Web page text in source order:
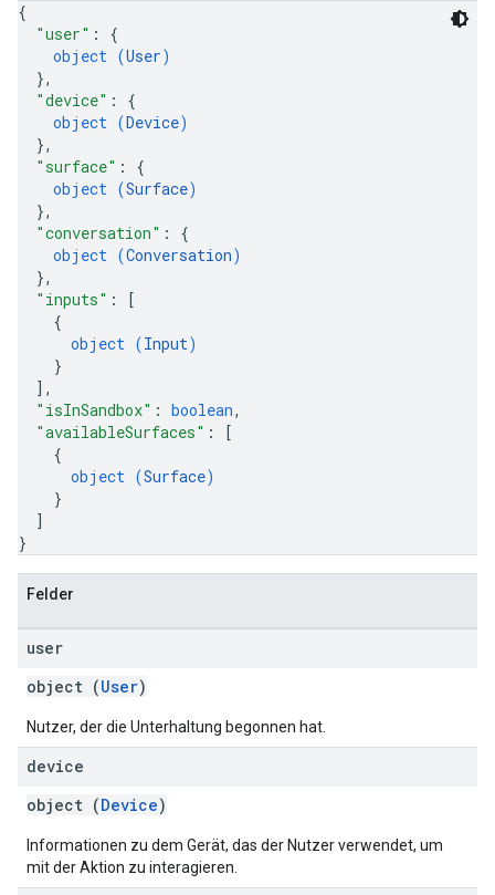
{
"user" : {
object (User)
},
"device" : {
object (Device)
},
"surface" : {
object (Surface)
},
"conversation" : {
object (Conversation)
},
"inputs" :
[
{
object (Input)
}
] ,
"isInSandbox" : boolean,
"availableSurfaces" :
[
{
object (Surface)
}
]
}
Felder
user
object (User)
Nutzer, der die Unterhaltung begonnen hat.
device
object (Device)
Informationen zu dem Gerät, das der Nutzer verwendet, um
mit der Aktion zu interagieren.